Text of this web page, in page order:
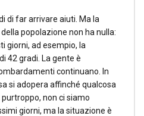
di far arrivare aiuti. Ma la
popolazione non ha nulla:
giorni, ad esempio, la
42 gradi. La gente è
continuano. In
si adopera affinché qualcosa
non ci siamo
giorni, ma la situazione è